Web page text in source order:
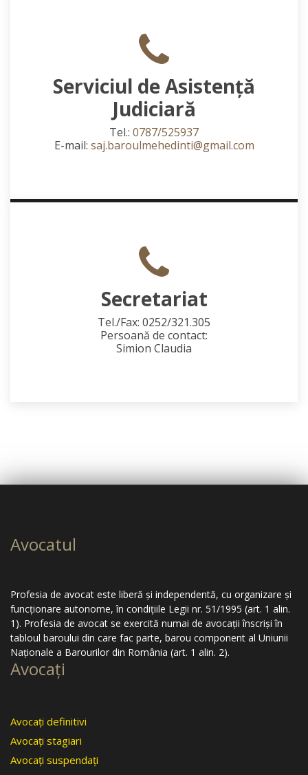
Serviciul de Asistență
Judiciară
Tel.: 0787/525937
E-mail: saj.baroulmehedinti@gmail.com
Secretariat
Tel./Fax: 0252/321.305
Persoană de contact:
Simion Claudia
Avocatul
Profesia de avocat este liberă şi independentă, cu organizare şi
funcţionare autonome, în condiţiile Legii nr. 51/1995 (art. 1 alin.
1). Profesia de avocat se exercită numai de avocaţii înscrişi în
tabloul baroului din care fac parte, barou component al Uniunii
Naţionale a Barourilor din România (art. 1 alin. 2).
Avocaţi
Avocaţi definitivi
Avocaţi stagiari
Avocaţi suspendaţi